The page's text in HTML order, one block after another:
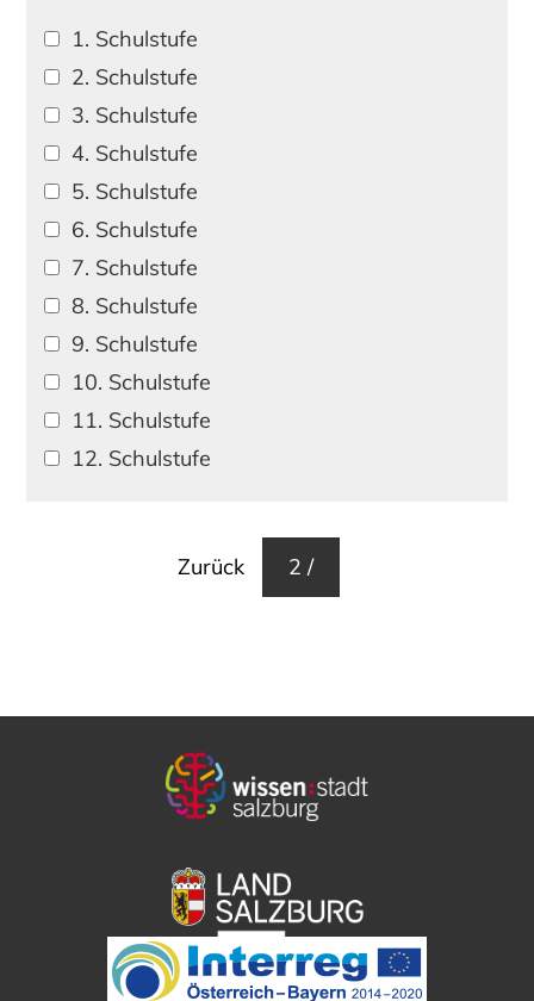
1. Schulstufe
2. Schulstufe
3. Schulstufe
4. Schulstufe
5. Schulstufe
6. Schulstufe
7. Schulstufe
8. Schulstufe
9. Schulstufe
10. Schulstufe
11. Schulstufe
12. Schulstufe
Beitrags-
Zurück 2 /